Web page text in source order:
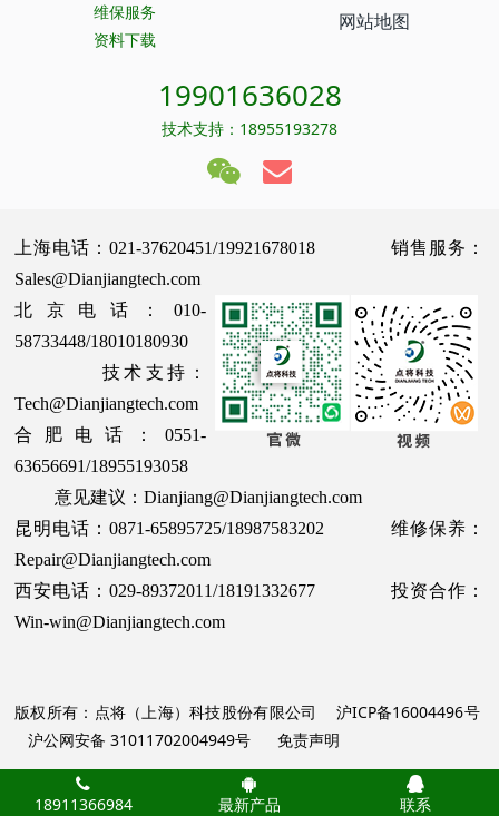
维保服务
资料下载
网站地图
19901636028
技术支持：18955193278
上海电话：021-37620451/19921678018 销售服务：
Sales@Dianjiangtech.com
北京电话：010-
58733448/18010180930
技术支持：
Tech@Dianjiangtech.com
合肥电话：0551-
63656691/18955193058
意见建议：Dianjiang@Dianjiangtech.com
昆明电话：0871-65895725/18987583202 维修保养：
Repair@Dianjiangtech.com
西安电话：029-89372011/18191332677 投资合作：
Win-win@Dianjiangtech.com
版权所有：点将（上海）科技股份有限公司 沪ICP备16004496号
沪公网安备 31011702004949号
免责声明
18911366984 最新产品 联系